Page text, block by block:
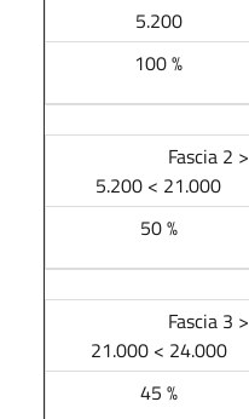
5.200
100 %
Fascia 2 >
5.200 < 21.000
50 %
Fascia 3 >
21.000 < 24.000
45 %